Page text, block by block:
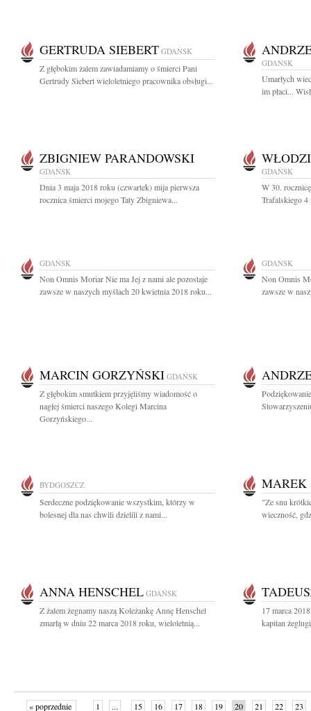
GERTRUDA SIEBERT GDAŃSK
Z głębokim żalem zawiadamiamy o śmierci Pani
Gertrudy Siebert wieloletniego pracownika obsługi...
GDAŃSK
Umarłych
im płaci...
ZBIGNIEW PARANDOWSKI
GDAŃSK
Dnia 3 maja 2018 roku (czwartek) mija pierwsza
rocznica śmierci mojego Taty Zbigniewa...
GDAŃSK
W 30.
Trafalskiego
GDAŃSK
Non Omnis Moriar Nie ma Jej z nami ale pozostaje
zawsze w naszych myślach 20 kwietnia 2018 roku...
GDAŃSK
Non Omnis
zawsze w
MARCIN GORZYŃSKI GDAŃSK
Z głębokim smutkiem przyjęliśmy wiadomość o
nagłej śmierci naszego Kolegi Marcina
Gorzyńskiego...
BYDGOSZCZ
Serdeczne podziękowanie wszystkim, którzy w
bolesnej dla nas chwili dzielili z nami...
MAREK
"Ze snu
wieczność,
ANNA HENSCHEL GDAŃSK
Z żalem żegnamy naszą Koleżankę Annę Henschel
zmarłą w dniu 22 marca 2018 roku, wieloletnią...
17 marca
kapitan
« poprzednie 1 ... 15 16 17 18 19 20 21 22 23